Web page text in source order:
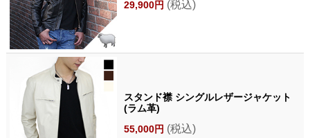
29,900円 (税込)
スタンド襟 シングルレザージャケット
(ラム革)
55,000円 (税込)